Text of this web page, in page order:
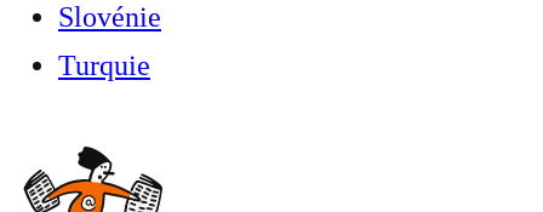
Slovénie
Turquie